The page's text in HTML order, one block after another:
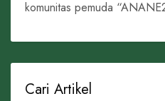
komunitas pemuda
Cari Artikel